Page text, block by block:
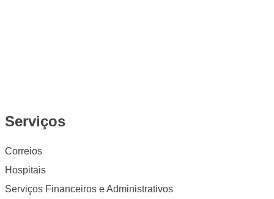
Serviços
Correios
Hospitais
Serviços Financeiros e Administrativos